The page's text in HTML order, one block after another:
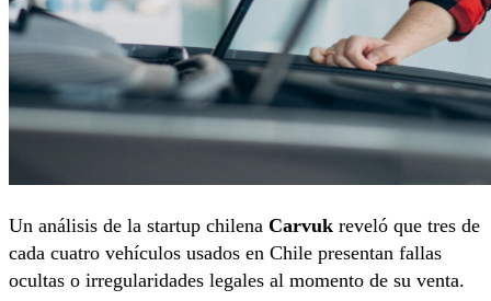
Un análisis de la startup chilena Carvuk reveló que tres de
cada cuatro vehículos usados en Chile presentan fallas
ocultas o irregularidades legales al momento de su venta.